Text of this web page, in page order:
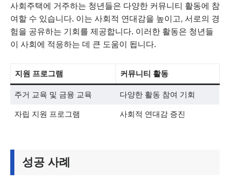
사회주택에 거주하는 청년들은 다양한 커뮤니티 활동에 참
여할 수 있습니다. 이는 사회적 연대감을 높이고, 서로의 경
험을 공유하는 기회를 제공합니다. 이러한 활동은 청년들
이 사회에 적응하는 데 큰 도움이 됩니다.
지원 프로그램 커뮤니티 활동
주거 교육 및 금융 교육 다양한 활동 참여 기회
자립 지원 프로그램 사회적 연대감 증진
성공 사례